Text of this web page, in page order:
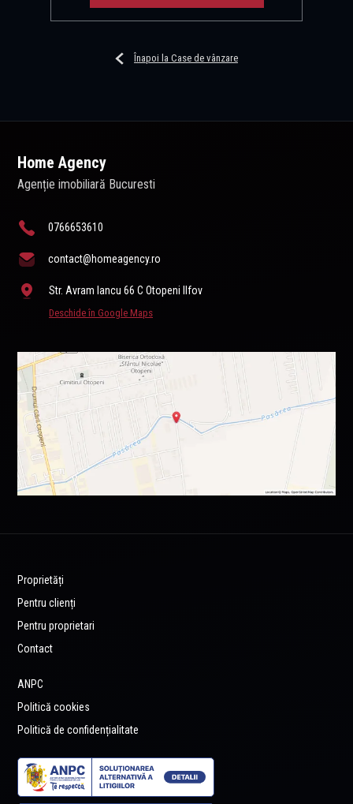
Înapoi la Case de vânzare
Home Agency
Agenție imobiliară Bucuresti
0766653610
contact@homeagency.ro
Str. Avram Iancu 66 C Otopeni Ilfov
Deschide în Google Maps
Proprietăți
Pentru clienți
Pentru proprietari
Contact
ANPC
Politică cookies
Politică de confidențialitate